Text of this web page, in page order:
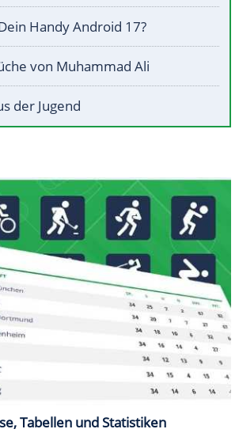
Handy Android 17?
von Muhammad Ali
der Jugend
Tabellen und Statistiken